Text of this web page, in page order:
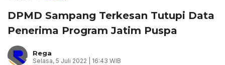
DPMD Sampang Terkesan Tutupi Data
Penerima Program Jatim Puspa
Rega
Selasa, 5 Juli 2022 | 16:43 WIB